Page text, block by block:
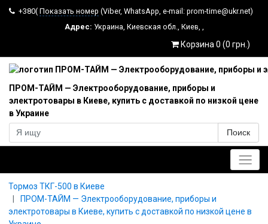
+380( Показать номер (Viber, WhatsApp, e-mail: prom-time@ukr.net)
Адрес: Украина, Киевская обл., Киев, ,
Корзина 0 (0 грн.)
ПРОМ-ТАЙМ — Электрооборудование, приборы и
электротовары в Киеве, купить с доставкой по низкой цене
в Украине
Поиск
Тормоз ТКГ-500 в Киеве
ПРОМ-ТАЙМ — Электрооборудование, приборы и
электротовары в Киеве, купить с доставкой по низкой цене в